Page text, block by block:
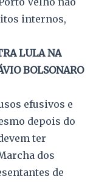
internos,
LULA NA
BOLSONARO
efusivos e
depois do
ter
dos
de